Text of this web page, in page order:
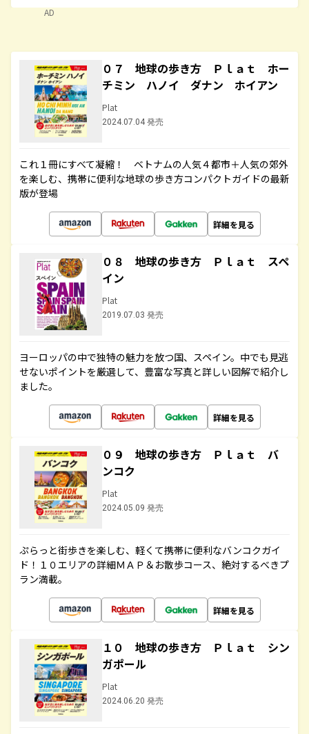
AD
０７ 地球の歩き方 Ｐｌａｔ ホー
チミン ハノイ ダナン ホイアン
Plat
2024.07.04 発売
これ１冊にすべて凝縮！ ベトナムの人気４都市＋人気の郊外
を楽しむ、携帯に便利な地球の歩き方コンパクトガイドの最新
版が登場
詳細を見る
０８ 地球の歩き方 Ｐｌａｔ スペ
イン
Plat
2019.07.03 発売
ヨーロッパの中で独特の魅力を放つ国、スペイン。中でも見逃
せないポイントを厳選して、豊富な写真と詳しい図解で紹介し
ました。
詳細を見る
０９ 地球の歩き方 Ｐｌａｔ バ
ンコク
Plat
2024.05.09 発売
ぷらっと街歩きを楽しむ、軽くて携帯に便利なバンコクガイ
ド！１０エリアの詳細ＭＡＰ＆お散歩コース、絶対するべきプ
ラン満載。
詳細を見る
１０ 地球の歩き方 Ｐｌａｔ シン
ガポール
Plat
2024.06.20 発売